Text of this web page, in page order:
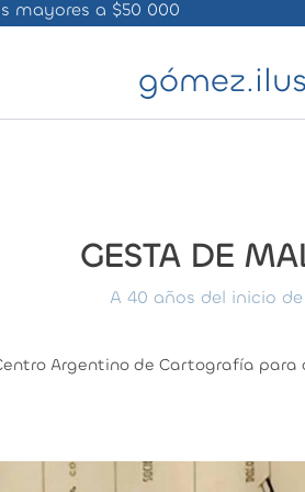
mayores a $50 000
GESTA DE
A 40 años del inicio
Argentino de Cartografía